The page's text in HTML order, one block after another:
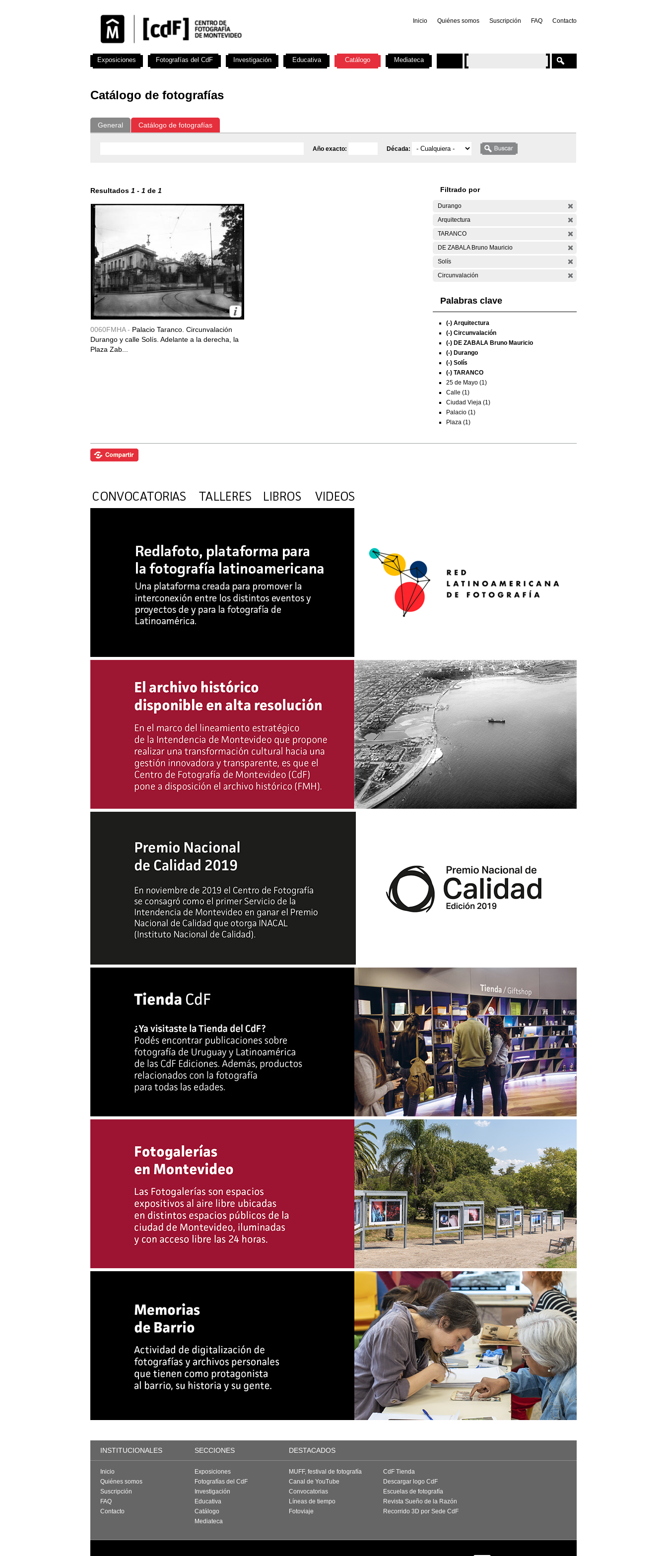
Inicio Quiénes somos Suscripción FAQ Contacto
Catálogo de fotografías
General Catálogo de fotografías
Año exacto: Década:
Resultados 1 - 1 de 1
0060FMHA - Palacio Taranco. Circunvalación
Durango y calle Solís. Adelante a la derecha, la
Plaza Zab...
Filtrado por
Durango
Arquitectura
TARANCO
DE ZABALA Bruno Mauricio
Solís
Circunvalación
Palabras clave
(-) Arquitectura
(-) Circunvalación
(-) DE ZABALA Bruno Mauricio
(-) Durango
(-) Solís
(-) TARANCO
25 de Mayo (1)
Calle (1)
Ciudad Vieja (1)
Palacio (1)
Plaza (1)
Exposiciones Fotografías del CdF Investigación Educativa Catálogo Mediateca
INSTITUCIONALES SECCIONES DESTACADOS
Inicio
Quiénes somos
Suscripción
FAQ
Contacto
Exposiciones
Fotografías del CdF
Investigación
Educativa
Catálogo
Mediateca
MUFF, festival de fotografía
Canal de YouTube
Convocatorias
Líneas de tiempo
Fotoviaje
CdF Tienda
Descargar logo CdF
Escuelas de fotografía
Revista Sueño de la Razón
Recorrido 3D por Sede CdF